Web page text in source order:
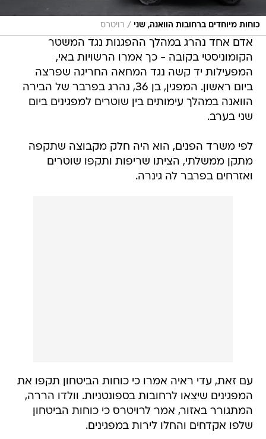
כוחות מיוחדים ברחובות הוואנה, שני / רויטרס
אדם אחד נהרג במהלך ההפגנות נגד המשטר
הקומוניסטי בקובה - כך אמרו הרשויות באי,
המפעילות יד קשה נגד המחאה החריגה שפרצה
ביום ראשון. המפגין, בן 36, נהרג בפרבר של הבירה
הוואנה במהלך עימותים בין שוטרים למפגינים ביום
שני בערב.
לפי משרד הפנים, הוא היה חלק מקבוצה שתקפה
מתקן ממשלתי, הציתו שריפות ותקפו שוטרים
ואזרחים בפרבר לה גינרה.
עם זאת, עדי ראיה אמרו כי כוחות הביטחון תקפו את
המפגינים שיצאו לרחובות בספונטניות. וולדו הררה,
המתגורר באזור, אמר לרויטרס כי כוחות הביטחון
שלפו אקדחים והחלו לירות במפגינים.